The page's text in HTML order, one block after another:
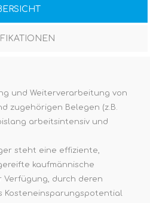
und Weiterverarbeitung von
zugehörigen Belegen (z.B.
arbeitsintensiv und
steht eine effiziente,
kaufmännische
Verfügung, durch deren
Kosteneinsparungspotential